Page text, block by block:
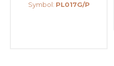
Symbol: PL017G/P